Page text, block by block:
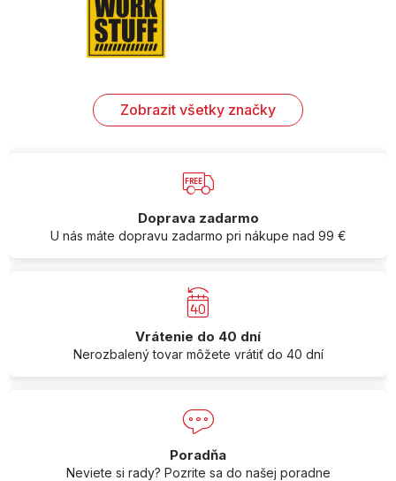
Zobrazit všetky značky
Doprava zadarmo
U nás máte dopravu zadarmo pri nákupe nad 99 €
Vrátenie do 40 dní
Nerozbalený tovar môžete vrátiť do 40 dní
Poradňa
Neviete si rady? Pozrite sa do našej poradne